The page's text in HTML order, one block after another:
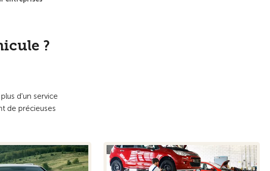
?
d'un service
de précieuses